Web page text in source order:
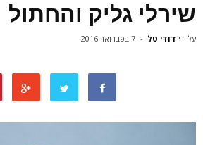
שירלי גליק והחתול
על ידי דודי טל - 7 בפברואר 2016